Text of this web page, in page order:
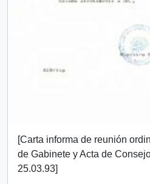
[Carta informa de reunión
de Gabinete y Acta de
25.03.93]